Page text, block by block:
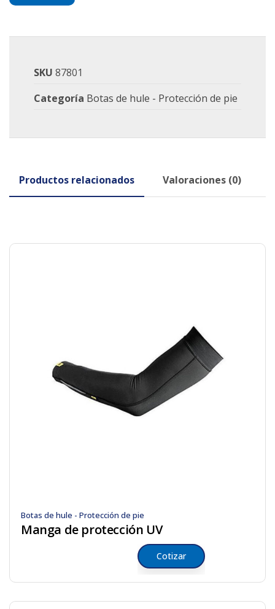
SKU 87801
Categoría Botas de hule - Protección de pie
Productos relacionados Valoraciones (0)
Botas de hule - Protección de pie
Manga de protección UV
Cotizar